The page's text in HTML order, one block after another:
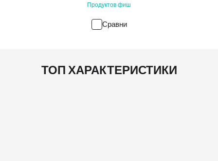
Продуктов фиш
Сравни
ТОП ХАРАКТЕРИСТИКИ